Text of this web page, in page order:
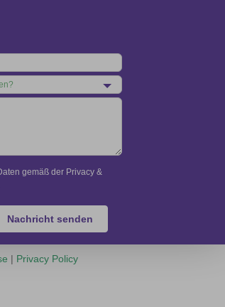
gemäß der Privacy &
Nachricht senden
| Privacy Policy